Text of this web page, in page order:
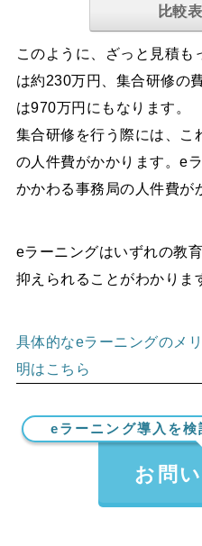
比較
このように、ざっと見積も
は約230万円、集合研修の
は970万円にもなります。
集合研修を行う際には、こ
の人件費がかかります。e
かかわる事務局の人件費が
eラーニングはいずれの教
抑えられることがわかりま
具体的なeラーニングのメ
明はこちら
eラーニング導入を
お問